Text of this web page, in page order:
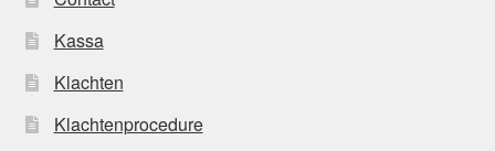
Kassa
Klachten
Klachtenprocedure